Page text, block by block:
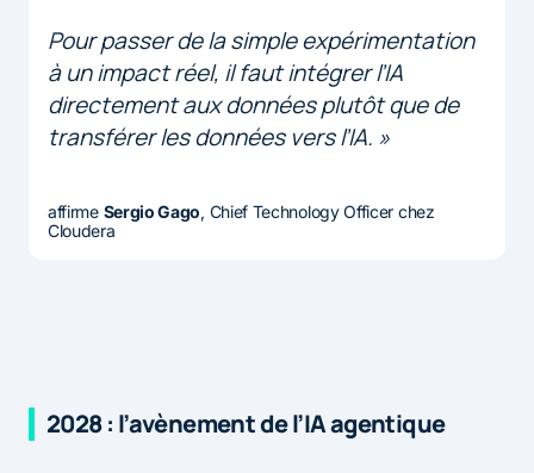
Pour passer de la simple expérimentation
à un impact réel, il faut intégrer l’IA
directement aux données plutôt que de
transférer les données vers l’IA. »
affirme Sergio Gago, Chief Technology Officer chez
Cloudera
2028 : l’avènement de l’IA agentique